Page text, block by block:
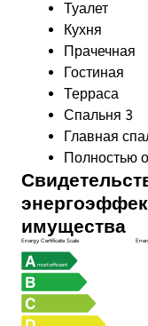
Туалет
Кухня
Прачечная
Гостиная
Терраса
Спальня 3
Главная
Полностью
имущества
Energy Certificate Scale
most efficient